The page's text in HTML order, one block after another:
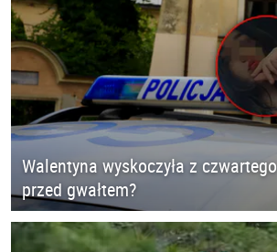
Walentyna wyskoczyła z
przed gwałtem?